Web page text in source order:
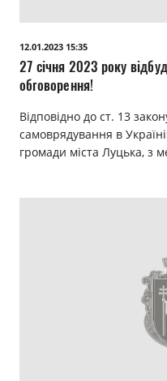
12.01.2023 15:35
27 січня 2023 року
обговорення!
Відповідно до ст. 13
самоврядування в
громади міста Луцька, з